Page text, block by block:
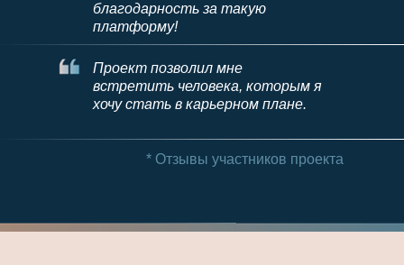
Проект позволил мне
встретить человека, которым я
хочу стать в карьерном плане.
благодарность за такую
платформу!
* Отзывы участников проекта